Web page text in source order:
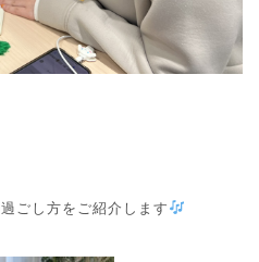
ごし方をご紹介します